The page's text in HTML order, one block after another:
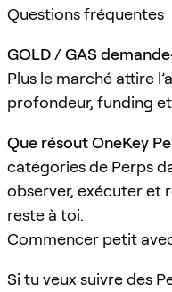
Questions fréquentes
GOLD / GAS
Plus le marché attire
profondeur, funding
Que résout OneKey
catégories de Perps
observer, exécuter et
reste à toi.
Commencer petit
Si tu veux suivre des